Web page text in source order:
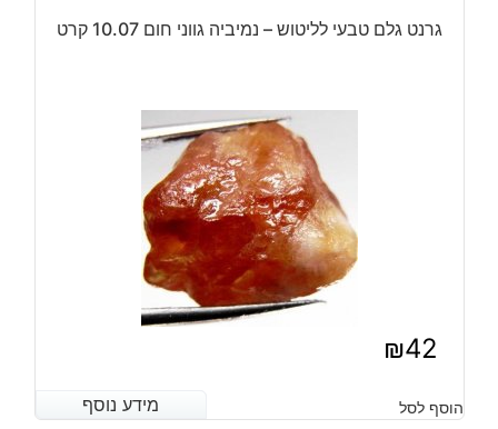
גרנט גלם טבעי לליטוש – נמיביה גווני חום 10.07 קרט
₪42
מידע נוסף הוסף לסל מידע נוסף